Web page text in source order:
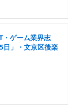
・ゲーム業界志
日」・文京区後楽